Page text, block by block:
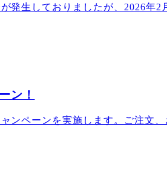
発生しておりましたが、2026年
ン！
ンペーンを実施します。ご注文、